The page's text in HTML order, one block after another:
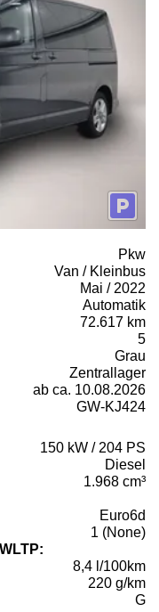
Pkw
Van / Kleinbus
Mai / 2022
Automatik
72.617 km
5
Grau
Zentrallager
ab ca. 10.08.2026
GW-KJ424
150 kW / 204 PS
Diesel
1.968 cm³
Euro6d
1 (None)
8,4 l/100km
220 g/km
G